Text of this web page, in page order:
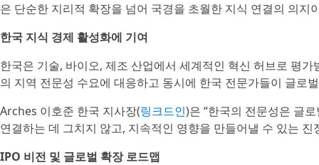
은 단순한 지리적 확장을 넘어 국경을 초월한 지식 연결의 의지
한국 지식 경제 활성화에 기여
한국은 기술, 바이오, 제조 산업에서 세계적인 혁신 허브로 평
의 지역 전문성 수요에 대응하고 동시에 한국 전문가들이 글로
Arches 이호준 한국 지사장(링크드인)은 “한국의 전문성은 글
연결하는 데 그치지 않고, 지속적인 영향을 만들어낼 수 있는
IPO 비전 및 글로벌 확장 로드맵